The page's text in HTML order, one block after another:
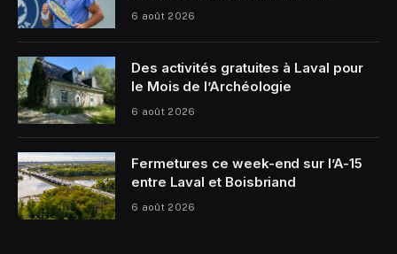
6 août 2026
Des activités gratuites à Laval pour
le Mois de l’Archéologie
6 août 2026
Fermetures ce week-end sur l’A-15
entre Laval et Boisbriand
6 août 2026